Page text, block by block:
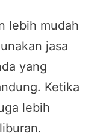
lebih mudah
jasa
yang
Ketika
lebih